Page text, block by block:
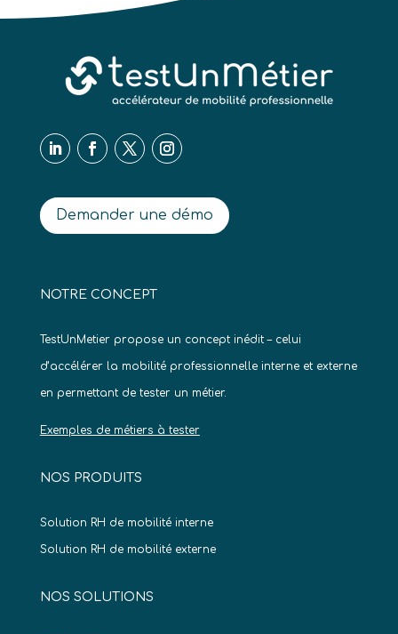
Demander une démo
NOTRE CONCEPT
TestUnMetier propose un concept inédit – celui
d’accélérer la mobilité professionnelle interne et externe
en permettant de tester un métier.
Exemples de métiers à tester
NOS PRODUITS
Solution RH de mobilité interne
Solution RH de mobilité externe
NOS SOLUTIONS